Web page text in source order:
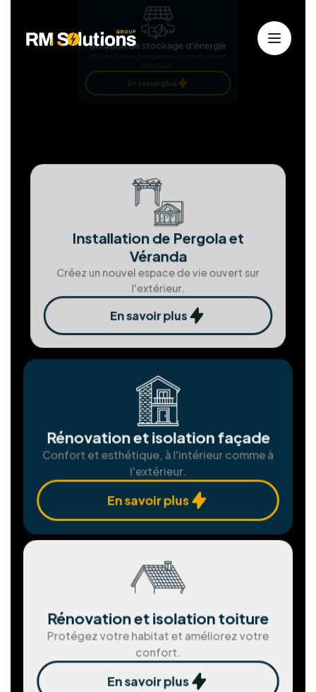
Nos services
Chez RM Solutions Group, nous exploitons les
énergies renouvelables pour bâtir un avenir
durable. Animés par la passion des solutions
propres et notre dévouement envers nos clients,
nous nous efforçons d'atteindre l'excellence à
chaque étape.
Installation Panneaux
photovoltaïques
En savoir plus
Assemblgae et installation de
Fenêtres et portes sur mesure pour une
isolation parfaite.
En savoir plus